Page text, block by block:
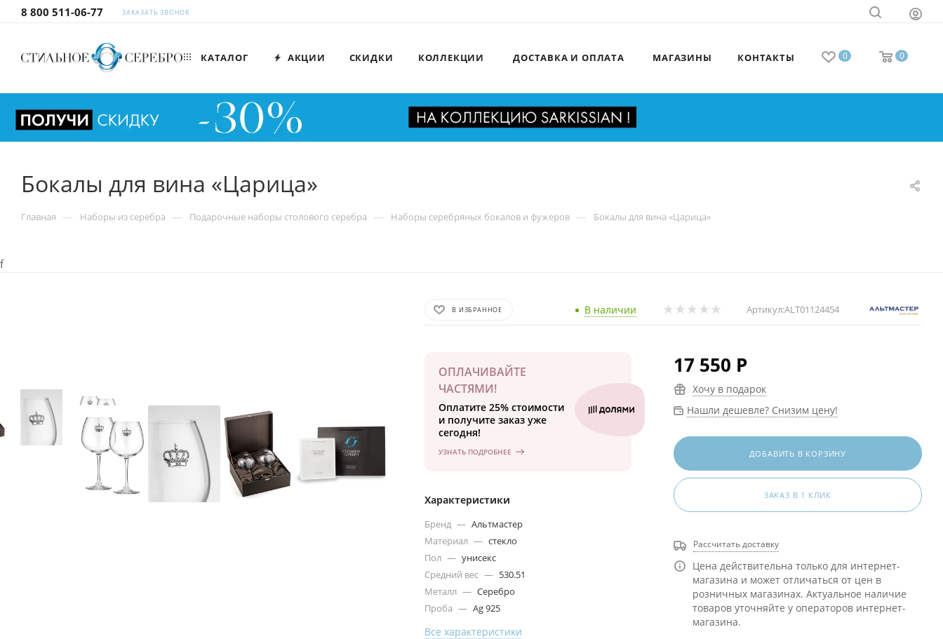
8 800 511-06-77 ЗАКАЗАТЬ ЗВОНОК
0 0
КАТАЛОГ АКЦИИ СКИДКИ КОЛЛЕКЦИИ ДОСТАВКА И ОПЛАТА МАГАЗИНЫ КОНТАКТЫ
Бокалы для вина «Царица»
Главная — Наборы из серебра — Подарочные наборы столового серебра — Наборы серебряных бокалов и фужеров — Бокалы для вина «Царица»
f
В ИЗБРАННОЕ В наличии Артикул:ALT01124454
ОПЛАЧИВАЙТЕ
ЧАСТЯМИ!
Оплатите 25% стоимости
и получите заказ уже
сегодня!
УЗНАТЬ ПОДРОБНЕЕ
Характеристики
Бренд — Альтмастер
Материал — стекло
Пол — унисекс
Средний вес — 530.51
Металл — Серебро
Проба — Ag 925
Все характеристики
17 550 Р
Хочу в подарок
Нашли дешевле? Снизим цену!
ДОБАВИТЬ В КОРЗИНУ
ЗАКАЗ В 1 КЛИК
Рассчитать доставку
Цена действительна только для интернет-
магазина и может отличаться от цен в
розничных магазинах. Актуальное наличие
товаров уточняйте у операторов интернет-
магазина.